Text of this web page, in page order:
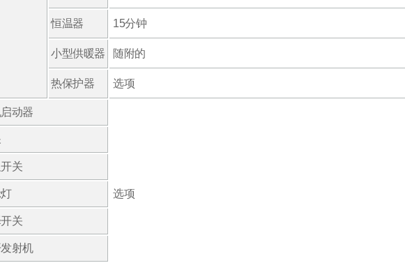
恒温器 15分钟
小型供暖器 随附的
热保护器 选项
动器
选项
关
关
射机